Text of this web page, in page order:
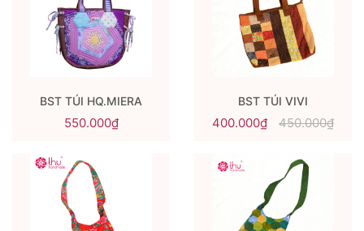
BST TÚI HQ.MIERA
550.000₫
BST TÚI VIVI
400.000₫ 450.000₫